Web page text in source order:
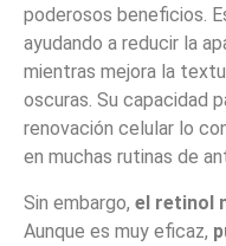
poderosos beneficios.
ayudando a reducir la
mientras mejora la
oscuras. Su capacidad
renovación celular lo
en muchas rutinas de
Sin embargo, el retinol
Aunque es muy eficaz,